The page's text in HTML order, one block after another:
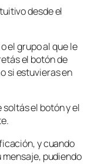
desde el
el grupo al que le
el botón de
si estuvieras en
el botón y el
y cuando
pudiendo